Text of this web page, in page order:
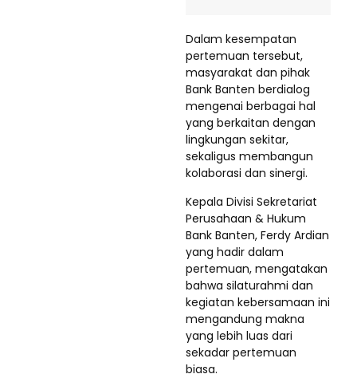
Dalam kesempatan
pertemuan tersebut,
masyarakat dan pihak
Bank Banten berdialog
mengenai berbagai hal
yang berkaitan dengan
lingkungan sekitar,
sekaligus membangun
kolaborasi dan sinergi.
Kepala Divisi Sekretariat
Perusahaan & Hukum
Bank Banten, Ferdy Ardian
yang hadir dalam
pertemuan, mengatakan
bahwa silaturahmi dan
kegiatan kebersamaan ini
mengandung makna
yang lebih luas dari
sekadar pertemuan
biasa.